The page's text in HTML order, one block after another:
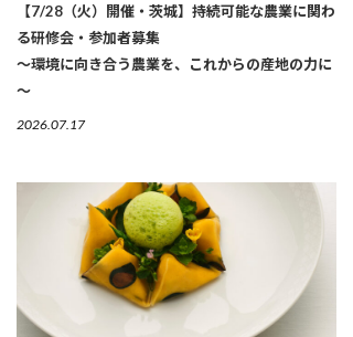
【7/28（火）開催・茨城】持続可能な農業に関わ
る研修会・参加者募集
～環境に向き合う農業を、これからの産地の力に
～
2026.07.17